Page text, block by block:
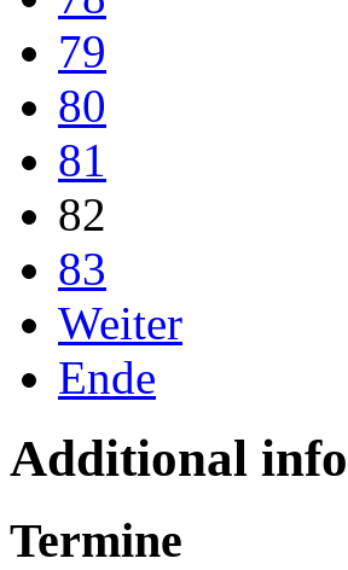
79
80
81
82
83
Weiter
Ende
Additional
Termine